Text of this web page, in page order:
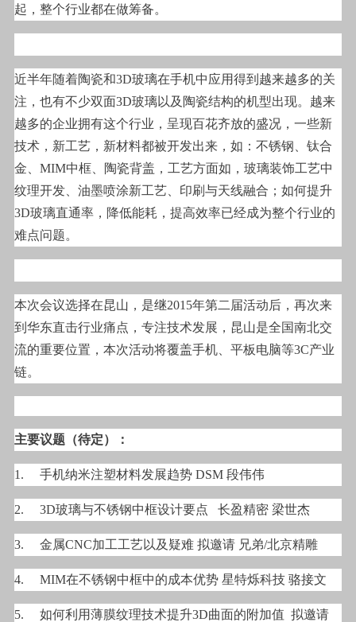
起，整个行业都在做筹备。
近半年随着陶瓷和3D玻璃在手机中应用得到越来越多的关
注，也有不少双面3D玻璃以及陶瓷结构的机型出现。越来
越多的企业拥有这个行业，呈现百花齐放的盛况，一些新
技术，新工艺，新材料都被开发出来，如：不锈钢、钛合
金、MIM中框、陶瓷背盖，工艺方面如，玻璃装饰工艺中
纹理开发、油墨喷涂新工艺、印刷与天线融合；如何提升
3D玻璃直通率，降低能耗，提高效率已经成为整个行业的
难点问题。
本次会议选择在昆山，是继2015年第二届活动后，再次来
到华东直击行业痛点，专注技术发展，昆山是全国南北交
流的重要位置，本次活动将覆盖手机、平板电脑等3C产业
链。
主要议题（待定）：
1. 手机纳米注塑材料发展趋势 DSM 段伟伟
2. 3D玻璃与不锈钢中框设计要点 长盈精密 梁世杰
3. 金属CNC加工工艺以及疑难 拟邀请 兄弟/北京精雕
4. MIM在不锈钢中框中的成本优势 星特烁科技 骆接文
5.
如何利用薄膜纹理技术提升3D曲面的附加值 拟邀请